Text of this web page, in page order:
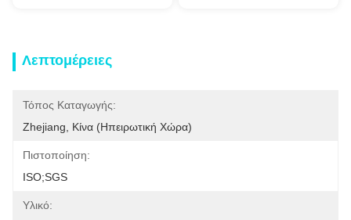
Λεπτομέρειες
Τόπος Καταγωγής:
Zhejiang, Κίνα (ηπειρωτική Χώρα)
Πιστοποίηση:
ISO;SGS
Υλικό: